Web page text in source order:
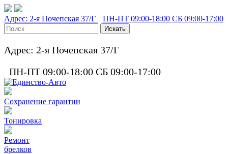
Адрес: 2-я Почепская 37/Г ПН-ПТ 09:00-18:00 СБ 09:00-17:00
Адрес: 2-я Почепская 37/Г
ПН-ПТ 09:00-18:00 СБ 09:00-17:00
Сохранение гарантии
Тонировка
Ремонт
брелков